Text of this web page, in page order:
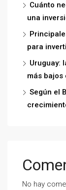
Cuánto
una
para
Uruguay:
más bajos
Según el
No hay